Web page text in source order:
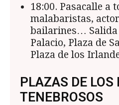
18:00. Pasacalle a
malabaristas,
bailarines… Salida
Palacio, Plaza de
Plaza de los
PLAZAS DE LOS
TENEBROSOS